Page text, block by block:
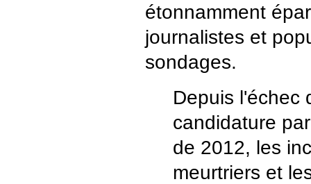
étonnamment
journalistes et
sondages.
Depuis l'échec
candidature
de 2012, les
meurtriers et